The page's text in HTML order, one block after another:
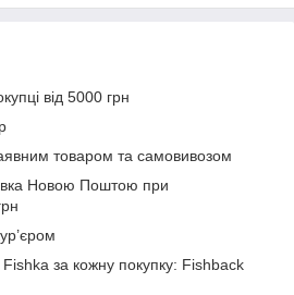
від 5000 грн
товаром та самовивозом
Новою Поштою при
за кожну покупку: Fishback